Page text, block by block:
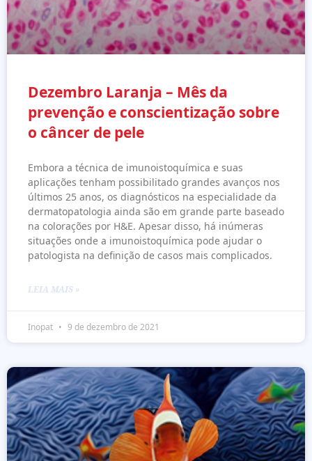
Dezembro Laranja – Mês da
prevenção e conscientização sobre
o câncer de pele
Embora a técnica de imunoistoquímica e suas
aplicações tenham possibilitado grandes avanços nos
últimos 25 anos, os diagnósticos na especialidade da
dermatopatologia ainda são em grande parte baseado
na colorações por H&E. Apesar disso, há inúmeras
situações onde a imunoistoquímica pode ajudar o
patologista na definição de casos mais complicados.
LEIA MAIS »
Inopat 9 de dezembro de 2021